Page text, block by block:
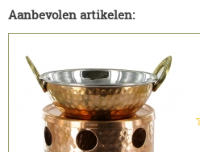
Aanbevolen artikelen: